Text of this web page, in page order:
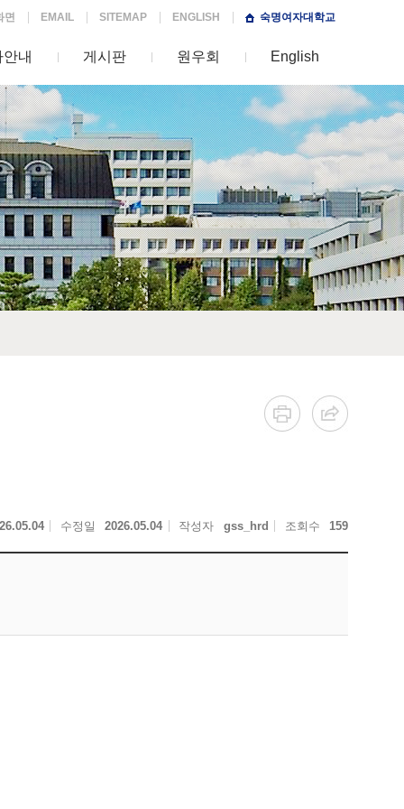
면 EMAIL SITEMAP ENGLISH 숙명여자대학교
길(Q&A)
어상담전공 커리어개발학과 리더십교육전공
내
논문/시험
게시판
공지사항 채용 및 행사안내 sitemap
원우회
조직컨설팅전공 커리어상담전공 리더십교육전공
English
English
수정일 2026.05.04 작성자 gss_hrd 조회수 159